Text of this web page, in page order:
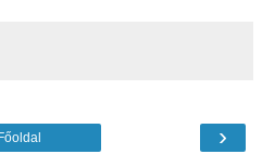
›
Főoldal